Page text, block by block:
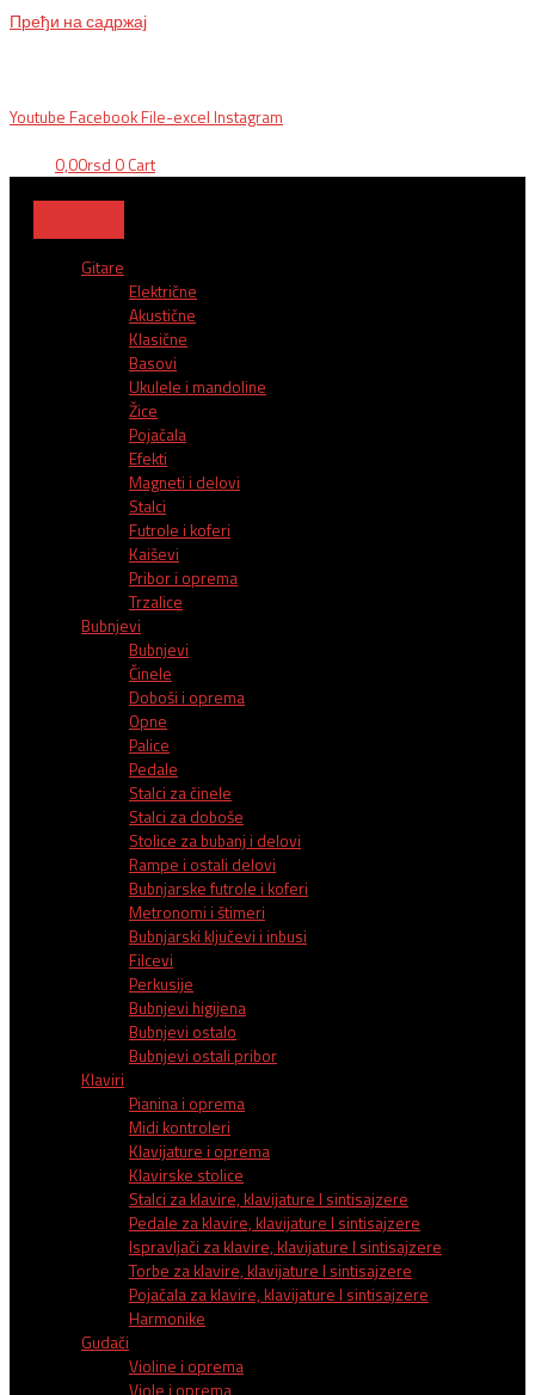
Пређи на садржај
Youtube Facebook File-excel Instagram
0,00rsd 0 Cart
Gitare
Električne
Akustične
Klasične
Basovi
Ukulele i mandoline
Žice
Pojačala
Efekti
Magneti i delovi
Stalci
Futrole i koferi
Kaiševi
Pribor i oprema
Trzalice
Bubnjevi
Bubnjevi
Činele
Doboši i oprema
Opne
Palice
Pedale
Stalci za činele
Stalci za doboše
Stolice za bubanj i delovi
Rampe i ostali delovi
Bubnjarske futrole i koferi
Metronomi i štimeri
Bubnjarski ključevi i inbusi
Filcevi
Perkusije
Bubnjevi higijena
Bubnjevi ostalo
Bubnjevi ostali pribor
Klaviri
Pianina i oprema
Midi kontroleri
Klavijature i oprema
Klavirske stolice
Stalci za klavire, klavijature I sintisajzere
Pedale za klavire, klavijature I sintisajzere
Ispravljači za klavire, klavijature I sintisajzere
Torbe za klavire, klavijature I sintisajzere
Pojačala za klavire, klavijature I sintisajzere
Harmonike
Gudači
Violine i oprema
Viole i oprema